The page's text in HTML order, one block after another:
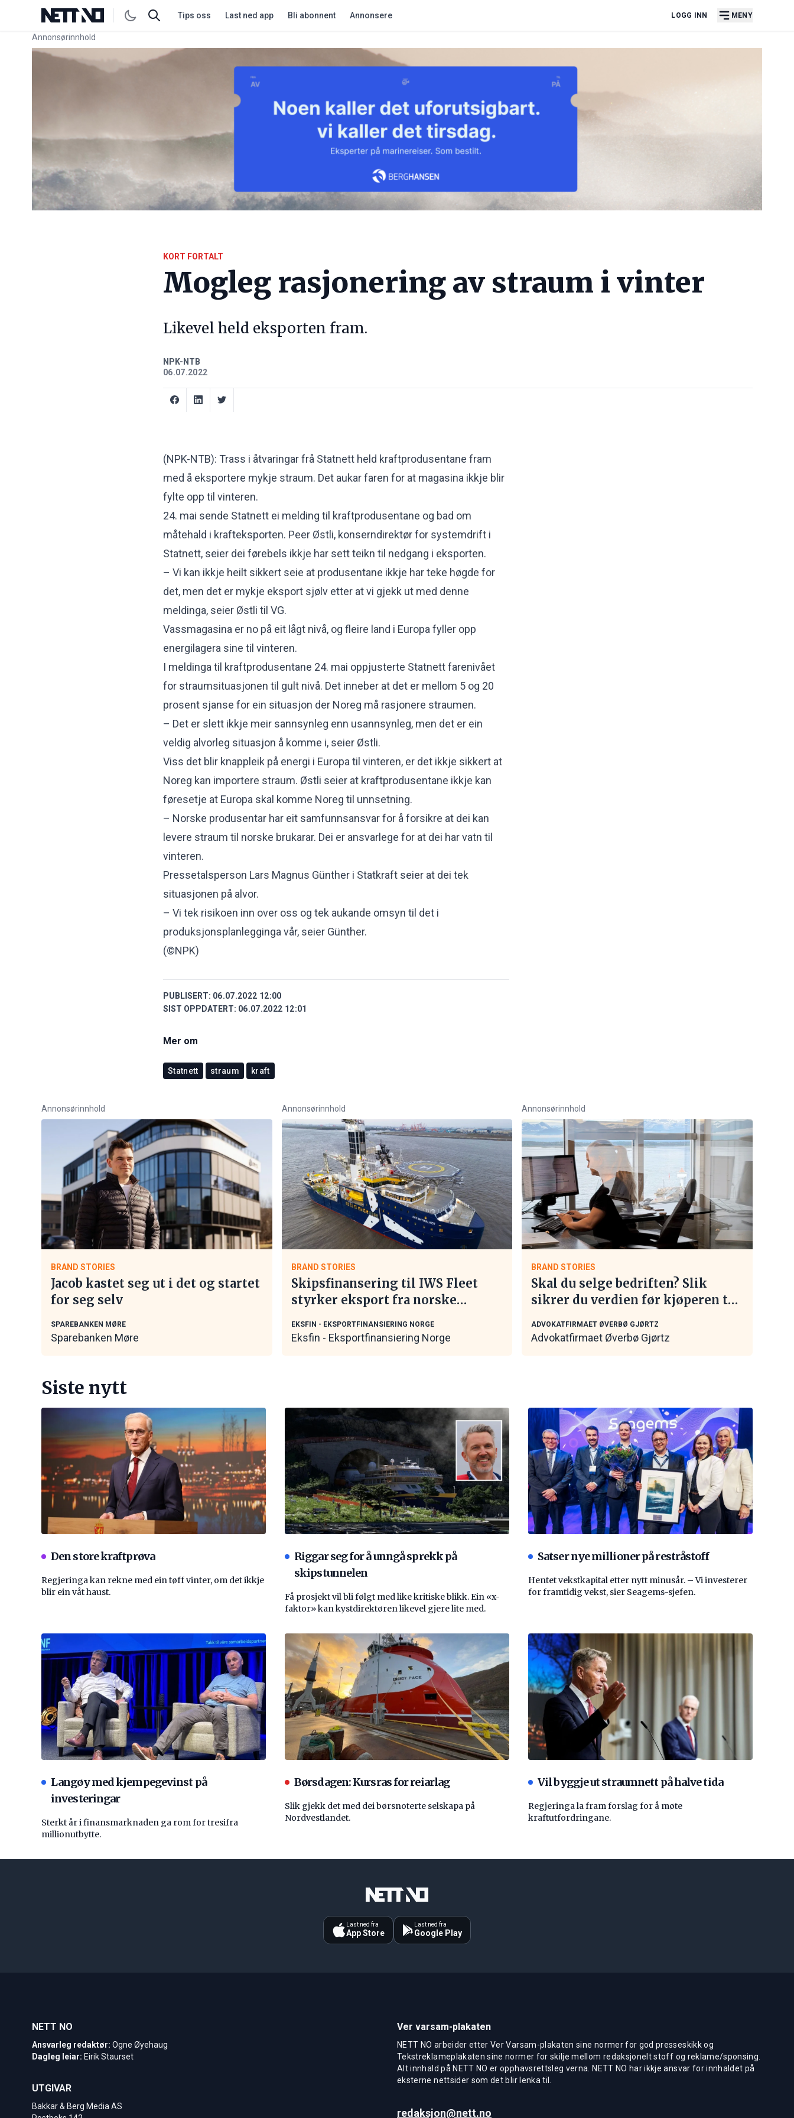
Tips oss Last ned app Bli abonnent Annonsere LOGG INN MENY
Annonsørinnhold
Link for annonse
KORT FORTALT
Mogleg rasjonering av straum i vinter
Likevel held eksporten fram.
NPK-NTB
06.07.2022
(NPK-NTB): Trass i åtvaringar frå Statnett held kraftprodusentane fram
med å eksportere mykje straum. Det aukar faren for at magasina ikkje blir
fylte opp til vinteren.
24. mai sende Statnett ei melding til kraftprodusentane og bad om
måtehald i krafteksporten. Peer Østli, konserndirektør for systemdrift i
Statnett, seier dei førebels ikkje har sett teikn til nedgang i eksporten.
– Vi kan ikkje heilt sikkert seie at produsentane ikkje har teke høgde for
det, men det er mykje eksport sjølv etter at vi gjekk ut med denne
meldinga, seier Østli til VG.
Vassmagasina er no på eit lågt nivå, og fleire land i Europa fyller opp
energilagera sine til vinteren.
I meldinga til kraftprodusentane 24. mai oppjusterte Statnett farenivået
for straumsituasjonen til gult nivå. Det inneber at det er mellom 5 og 20
prosent sjanse for ein situasjon der Noreg må rasjonere straumen.
– Det er slett ikkje meir sannsynleg enn usannsynleg, men det er ein
veldig alvorleg situasjon å komme i, seier Østli.
Viss det blir knappleik på energi i Europa til vinteren, er det ikkje sikkert at
Noreg kan importere straum. Østli seier at kraftprodusentane ikkje kan
føresetje at Europa skal komme Noreg til unnsetning.
– Norske produsentar har eit samfunnsansvar for å forsikre at dei kan
levere straum til norske brukarar. Dei er ansvarlege for at dei har vatn til
vinteren.
Pressetalsperson Lars Magnus Günther i Statkraft seier at dei tek
situasjonen på alvor.
– Vi tek risikoen inn over oss og tek aukande omsyn til det i
produksjonsplanlegginga vår, seier Günther.
(©NPK)
PUBLISERT: 06.07.2022 12:00
SIST OPPDATERT: 06.07.2022 12:01
Mer om
Statnett straum kraft
Annonsørinnhold
BRAND STORIES
Jacob kastet seg ut i det og startet
for seg selv
SPAREBANKEN MØRE
Sparebanken Møre
Annonsørinnhold
BRAND STORIES
Skipsfinansering til IWS Fleet
styrker eksport fra norske
EKSFIN - EKSPORTFINANSIERING NORGE
Eksfin - Eksportfinansiering Norge
Annonsørinnhold
BRAND STORIES
Skal du selge bedriften? Slik
sikrer du verdien før kjøperen tar
ADVOKATFIRMAET ØVERBØ GJØRTZ
Advokatfirmaet Øverbø Gjørtz
Siste nytt
Den store kraftprøva
Regjeringa kan rekne med ein tøff vinter, om det ikkje
blir ein våt haust.
Riggar seg for å unngå sprekk på
skipstunnelen
Få prosjekt vil bli følgt med like kritiske blikk. Ein «x-
faktor» kan kystdirektøren likevel gjere lite med.
Satser nye millioner på restråstoff
Hentet vekstkapital etter nytt minusår. – Vi investerer
for framtidig vekst, sier Seagems-sjefen.
Langøy med kjempegevinst på
investeringar
Sterkt år i finansmarknaden ga rom for tresifra
millionutbytte.
Børsdagen: Kursras for reiarlag
Slik gjekk det med dei børsnoterte selskapa på
Nordvestlandet.
Vil byggje ut straumnett på halve tida
Regjeringa la fram forslag for å møte
kraftutfordringane.
Last ned fra
App Store
Last ned fra
Google Play
NETT NO
Ansvarleg redaktør: Ogne Øyehaug
Dagleg leiar: Eirik Staurset
UTGIVAR
Bakkar & Berg Media AS
Ver varsam-plakaten
NETT NO arbeider etter Ver Varsam-plakaten sine normer for god presseskikk og
Tekstreklameplakaten sine normer for skilje mellom redaksjonelt stoff og reklame/sponsing.
Alt innhald på NETT NO er opphavsrettsleg verna. NETT NO har ikkje ansvar for innhaldet på
eksterne nettsider som det blir lenka til.
redaksjon@nett.no